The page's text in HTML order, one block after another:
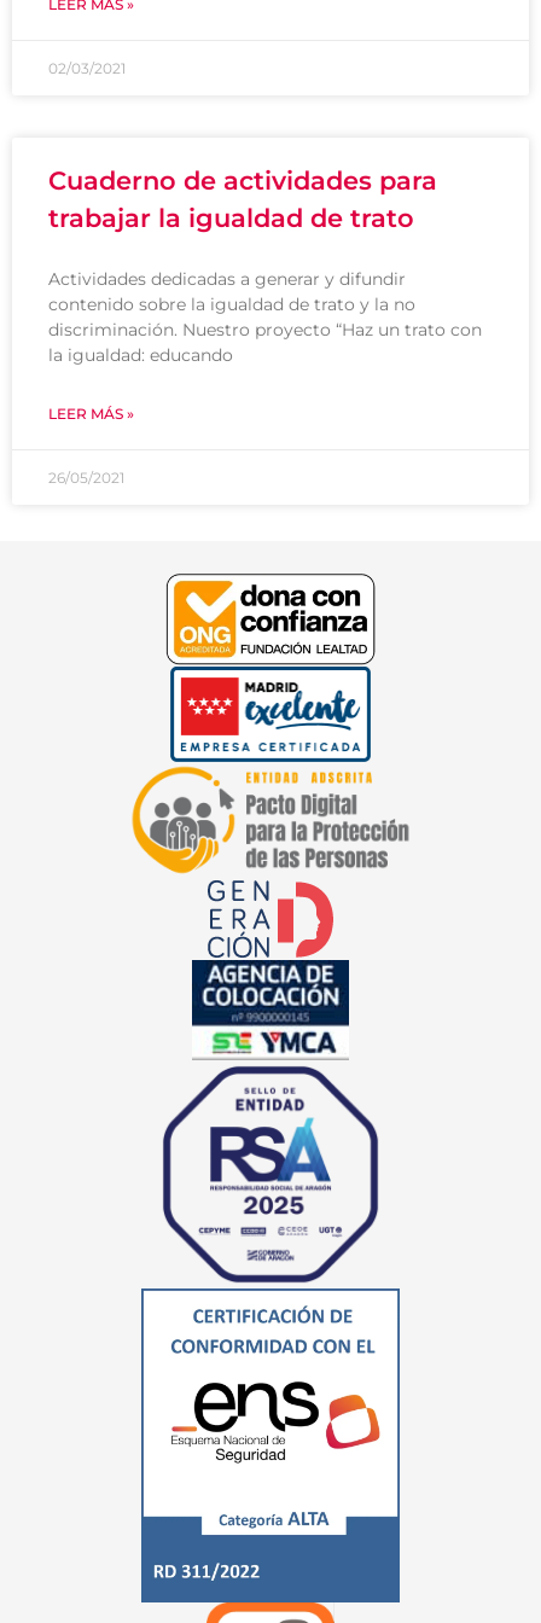
LEER MÁS »
02/03/2021
Cuaderno de actividades para
trabajar la igualdad de trato
Actividades dedicadas a generar y difundir
contenido sobre la igualdad de trato y la no
discriminación. Nuestro proyecto “Haz un trato con
la igualdad: educando
LEER MÁS »
26/05/2021